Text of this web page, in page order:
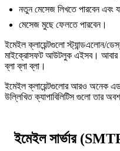
নতুন মেসেজ লিখতে পারবেন এবং
মেসেজ মুছে ফেলতে পারবেন।
ইমেইল ক্লায়েন্টগুলো স্ট্যান্ডএলোন/
মাইক্রোসফট আউটলুক এইসব। আবার
ব্লা ব্লা ব্লা।
ইমেইল ক্লায়েন্টগুলোর আরও অনেক
উল্লিখিত ক্যাপাবিলিটিস গুলো তার
ইমেইল সার্ভার